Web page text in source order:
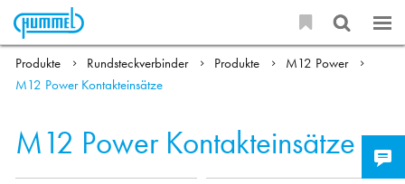
Produkte Rundsteckverbinder Produkte
M12 Power
M12 Power Kontakteinsätze
M12 Power Kontakteinsätze